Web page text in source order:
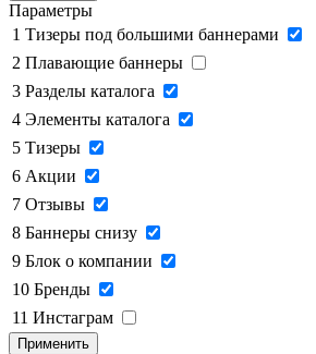
Параметры
1 Тизеры под большими баннерами
2 Плавающие баннеры
3 Разделы каталога
4 Элементы каталога
5 Тизеры
6 Акции
7 Отзывы
8 Баннеры снизу
9 Блок о компании
10 Бренды
11 Инстаграм
Применить